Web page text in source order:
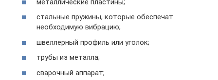
стальные пружины, которые обеспечат
необходимую вибрацию;
швеллерный профиль или уголок;
трубы из металла;
сварочный аппарат;